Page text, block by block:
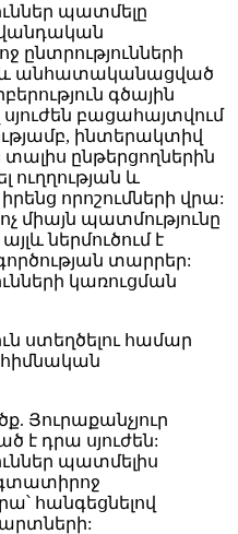
պատմելը
և անհատականացված
գծային
բացահայտվում
ինտերակտիվ
տալիս ընթերցողներին
ուղղության և
որոշումների վրա:
միայն պատմությունը
ներմուծում է
տարրեր:
կառուցման
ստեղծելու համար
. Յուրաքանչյուր
է դրա սյուժեն:
պատմելիս
հանգեցնելով